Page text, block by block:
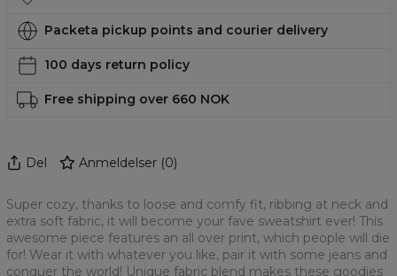
Packeta pickup points and courier delivery
100 days return policy
Free shipping over 660 NOK
Del Anmeldelser (0)
Super cozy, thanks to loose and comfy fit, ribbing at neck and
extra soft fabric, it will become your fave sweatshirt ever! This
awesome piece features an all over print, which people will die
for! Wear it with whatever you like, pair it with some jeans and
conquer the world! Unique fabric blend makes these goodies